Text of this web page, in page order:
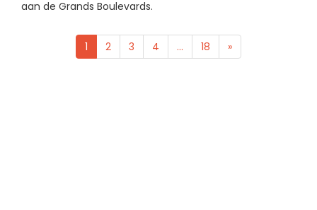
aan de Grands Boulevards.
1 2 3 4 ... 18 »